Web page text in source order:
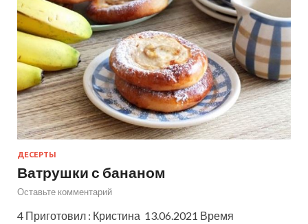
ДЕСЕРТЫ
Ватрушки с бананом
Оставьте комментарий
4 Приготовил : Кристина 13.06.2021 Время